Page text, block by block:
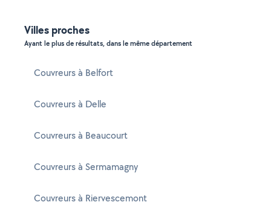
Villes proches
Ayant le plus de résultats, dans le même département
Couvreurs à Belfort
Couvreurs à Delle
Couvreurs à Beaucourt
Couvreurs à Sermamagny
Couvreurs à Riervescemont